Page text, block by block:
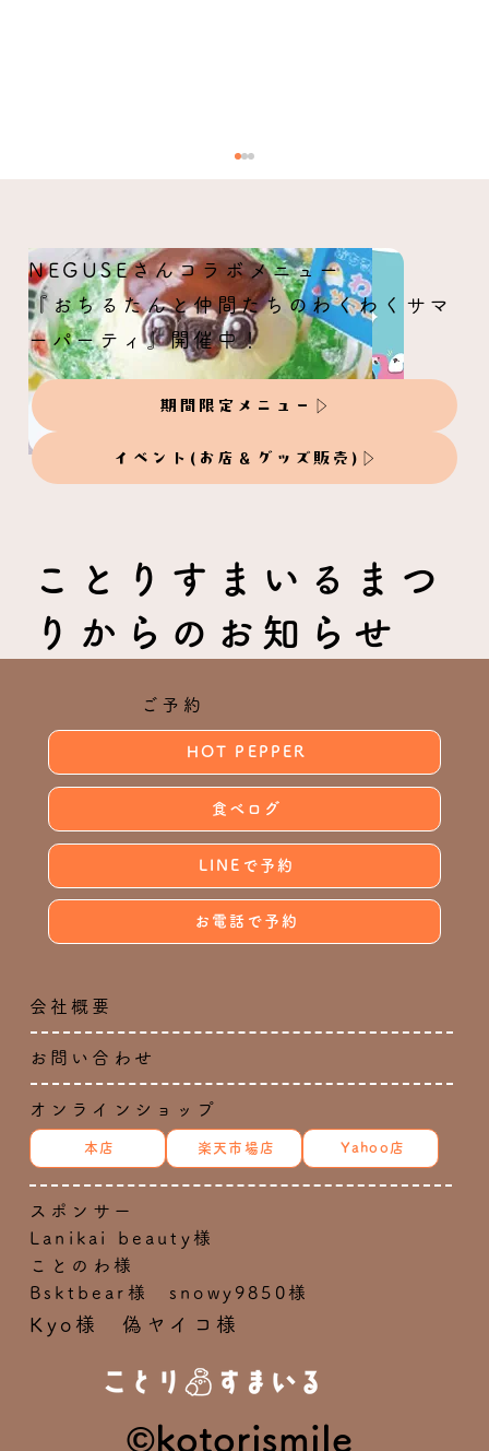
【ことりカフェコラボ】なごみの雨やど
り-てるてるティータイム-
NEGUSEさんコラボメニュー
『おちるたんと仲間たちのわくわくサマ
ーパーティ』開催中！
期間限定メニュー
イベント(お店＆グッズ販売)
ことりすまいるまつ
りからのお知らせ
ご予約
HOT PEPPER
食べログ
LINEで予約
お電話で予約
会社概要
お問い合わせ
オンラインショップ
本店 楽天市場店 Yahoo店
©kotorismile
スポンサー
Lanikai beauty様
ことのわ様
Bsktbear様 snowy9850様
Kyo様 偽ヤイコ様